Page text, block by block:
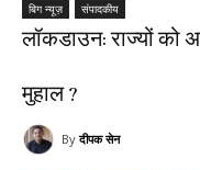
बिग न्यूज़ संपादकीय
लॉकडाउन: राज्यों को
मुहाल ?
By दीपक सेन